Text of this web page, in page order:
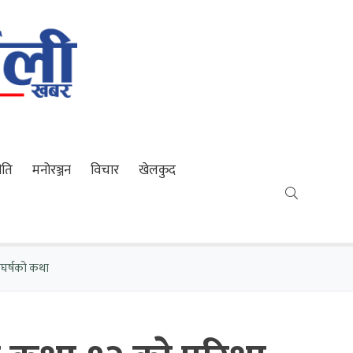
मनोरञ्जन विचार खेलकुद
कथा